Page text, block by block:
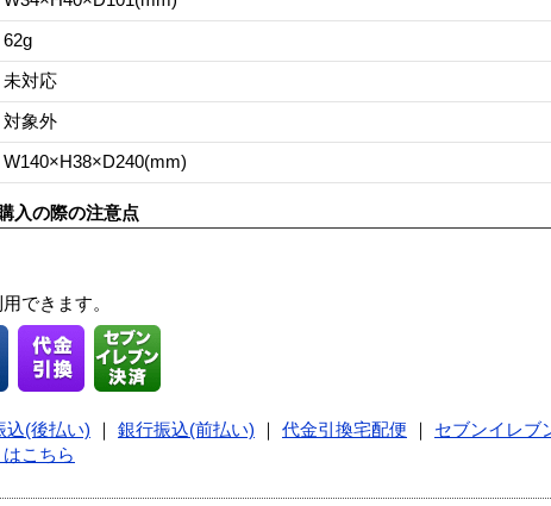
62g
未対応
対象外
W140×H38×D240(mm)
入の際の注意点
できます。
込(後払い) 銀行振込(前払い) 代金引換宅配便
セブンイレブ
こちら